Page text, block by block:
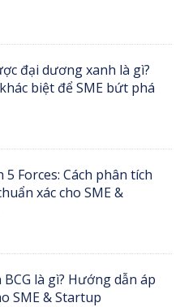
đại dương xanh là gì?
biệt để SME bứt phá
5 Forces: Cách phân tích
xác cho SME &
là gì? Hướng dẫn áp
SME & Startup